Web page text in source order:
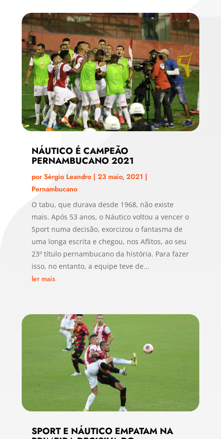
NÁUTICO É CAMPEÃO
PERNAMBUCANO 2021
porSérgio Leandro| 23 maio, 2021 |
Pernambucano
O tabu, que durava desde 1968, não existe
mais. Após 53 anos, o Náutico voltou a vencer o
Sport numa decisão, exorcizou o fantasma de
uma longa escrita e chegou, nos Aflitos, ao seu
23º título pernambucano da história. Para fazer
isso, no entanto, a equipe teve de...
ler mais
SPORT E NÁUTICO EMPATAM NA